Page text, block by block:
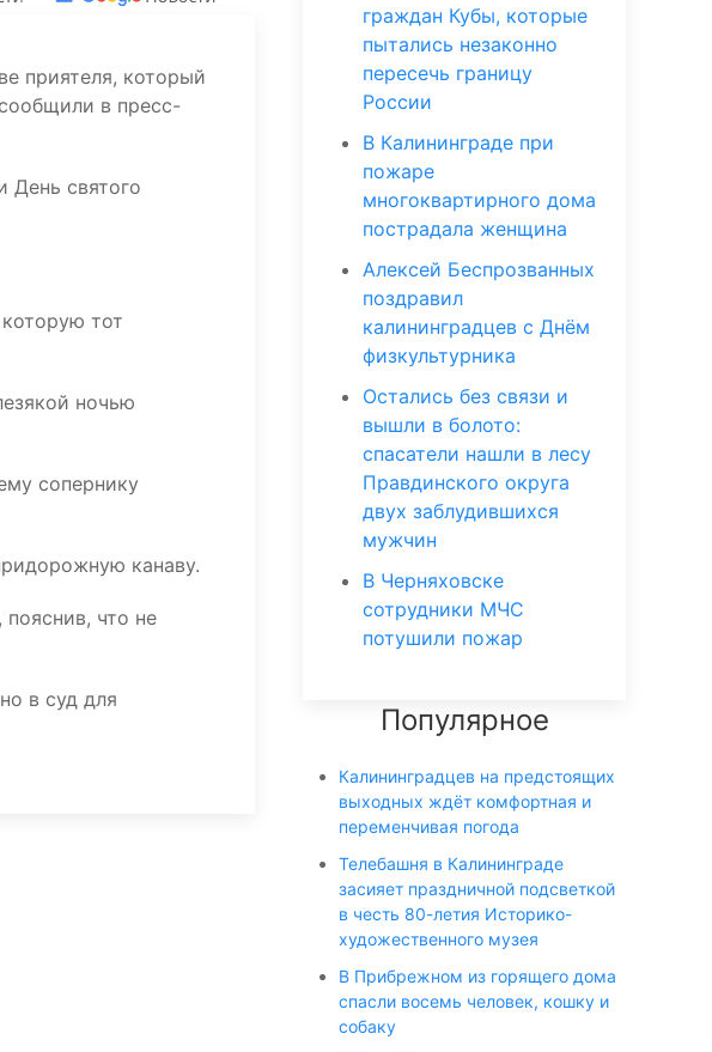
приятеля, который
в пресс-
День святого
тот
ночью
сопернику
канаву.
что не
в суд для
граждан Кубы, которые
пытались незаконно
пересечь границу
России
В Калининграде при
пожаре
многоквартирного дома
пострадала женщина
Алексей Беспрозванных
поздравил
калининградцев с Днём
физкультурника
Остались без связи и
вышли в болото:
спасатели нашли в лесу
Правдинского округа
двух заблудившихся
мужчин
В Черняховске
сотрудники МЧС
потушили пожар
Популярное
Калининградцев на предстоящих
выходных ждёт комфортная и
переменчивая погода
Телебашня в Калининграде
засияет праздничной подсветкой
в честь 80-летия Историко-
художественного музея
В Прибрежном из горящего дома
спасли восемь человек, кошку и
собаку